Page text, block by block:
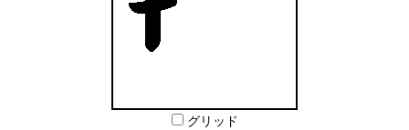
グリッド